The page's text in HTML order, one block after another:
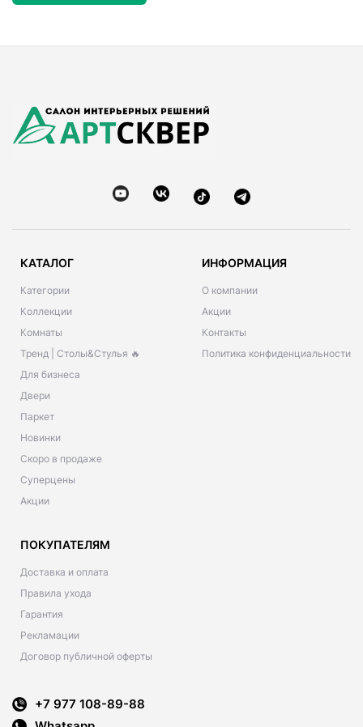
КАТАЛОГ
Категории
Коллекции
Комнаты
Тренд | Столы&Стулья 🔥
Для бизнеса
Двери
Паркет
Новинки
Скоро в продаже
Суперцены
Акции
ИНФОРМАЦИЯ
О компании
Акции
Контакты
Политика конфиденциальности
ПОКУПАТЕЛЯМ
Доставка и оплата
Правила ухода
Гарантия
Рекламации
Договор публичной оферты
+7 977 108-89-88